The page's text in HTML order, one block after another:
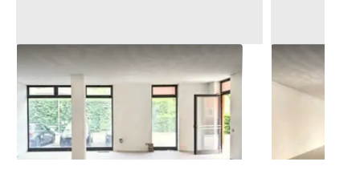
Asta Negozio (sub 207) in edificio
polifunzionale
Chiampo (Vicenza)
52.098 €
16/09/2026
Asta
53.372 €